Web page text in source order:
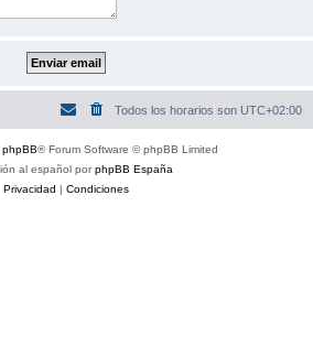
Todos los horarios son UTC+02:00
phpBB® Forum Software © phpBB Limited
al español porphpBB España
Privacidad | Condiciones